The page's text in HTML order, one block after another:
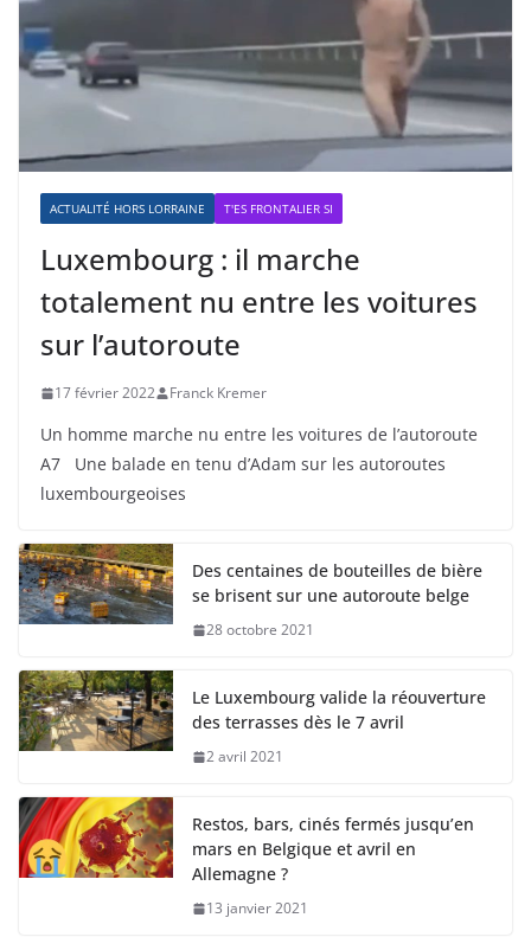
ACTUALITÉ HORS LORRAINE T'ES FRONTALIER SI
Luxembourg : il marche
totalement nu entre les voitures
sur l’autoroute
17 février 2022 Franck Kremer
Un homme marche nu entre les voitures de l’autoroute
A7 Une balade en tenu d’Adam sur les autoroutes
luxembourgeoises
Des centaines de bouteilles de bière
se brisent sur une autoroute belge
28 octobre 2021
Le Luxembourg valide la réouverture
des terrasses dès le 7 avril
2 avril 2021
Restos, bars, cinés fermés jusqu’en
mars en Belgique et avril en
Allemagne ?
13 janvier 2021